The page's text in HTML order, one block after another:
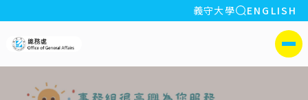
:::
義守大學 全站搜索
ENGLISH
側選單